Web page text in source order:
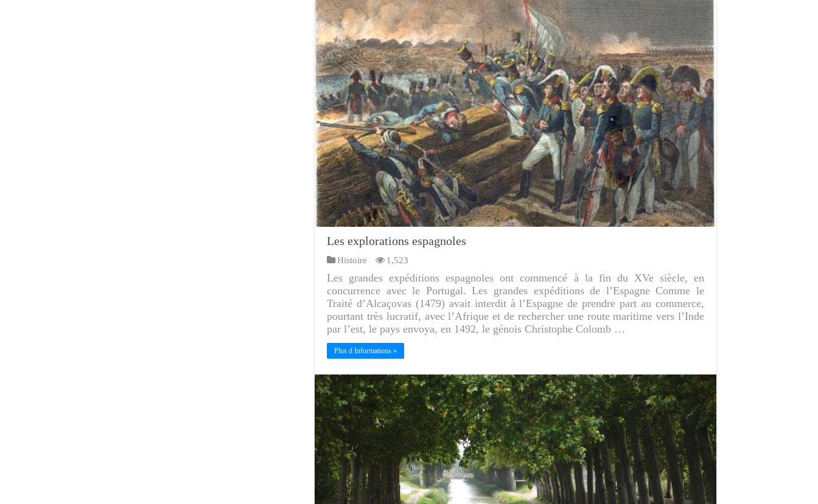
Les explorations espagnoles
Histoire 1,523
Les grandes expéditions espagnoles ont commencé à la fin du XVe siècle, en
concurrence avec le Portugal. Les grandes expéditions de l’Espagne Comme le
Traité d’Alcaçovas (1479) avait interdit à l’Espagne de prendre part au commerce,
pourtant très lucratif, avec l’Afrique et de rechercher une route maritime vers l’Inde
par l’est, le pays envoya, en 1492, le génois Christophe Colomb …
Plus d Informations »